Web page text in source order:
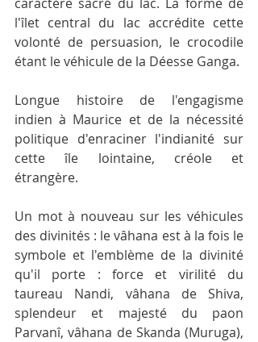
l'îlet central du lac accrédite cette
volonté de persuasion, le crocodile
étant le véhicule de la Déesse Ganga.
Longue histoire de l'engagisme
indien à Maurice et de la nécessité
politique d'enraciner l'indianité sur
cette île lointaine, créole et
étrangère.
Un mot à nouveau sur les véhicules
des divinités : le vâhana est à la fois le
symbole et l'emblème de la divinité
qu'il porte : force et virilité du
taureau Nandi, vâhana de Shiva,
splendeur et majesté du paon
Parvanî, vâhana de Skanda (Muruga),